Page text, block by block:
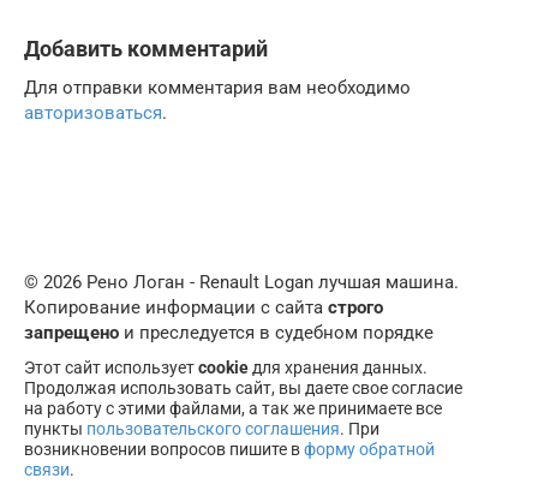
Добавить комментарий
Для отправки комментария вам необходимо
авторизоваться.
© 2026 Рено Логан - Renault Logan лучшая машина.
Копирование информации с сайта строго
запрещено и преследуется в судебном порядке
Этот сайт используетcookie для хранения данных.
Продолжая использовать сайт, вы даете свое согласие
на работу с этими файлами, а так же принимаете все
пункты пользовательского соглашения. При
возникновении вопросов пишите вформу обратной
связи.